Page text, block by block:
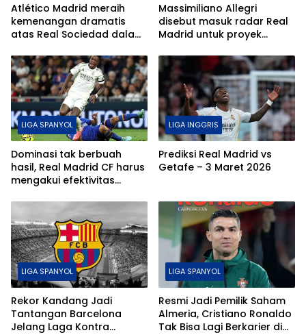
Atlético Madrid meraih
kemenangan dramatis
atas Real Sociedad dalam
Massimiliano Allegri
disebut masuk radar Real
Madrid untuk proyek
LIGA SPANYOL
Dominasi tak berbuah
hasil, Real Madrid CF harus
mengakui efektivitas
Liga.
LIGA INGGRIS
Prediksi Real Madrid vs
Getafe – 3 Maret 2026
LIGA SPANYOL
Rekor Kandang Jadi
Tantangan Barcelona
Jelang Laga Kontra
LIGA SPANYOL
Resmi Jadi Pemilik Saham
Almeria, Cristiano Ronaldo
Tak Bisa Lagi Berkarier di